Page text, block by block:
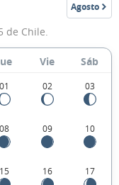
Agosto
1915
de Chile.
Vie Sáb
01 02 03
08 09 10
15 16 17